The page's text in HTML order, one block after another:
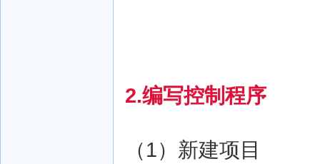
2.编写控制程序
（1）新建项目